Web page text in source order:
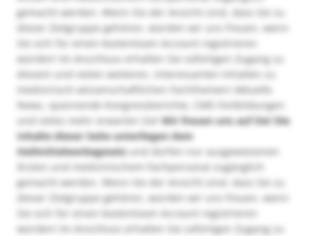
gemacht werden. Wenn Sie der Ansicht sind, dass Sie zu
dieser Zielgruppe gehören, würden wir uns freuen, wenn
Sie sich für einen kostenlosen Account registrieren
würden! Im Anschluss erhalten Sie sofortigen Zugang zu
diesem und vielen weiteren, interessanten Inhalten zu
medizinisch-wissenschaftlichen Fachthemen! Aktuelle
News, spannende Kongressberichte, CME-Fortbildungen
und vieles mehr erwarten Sie!Wir freuen uns auf Sie! Die
Inhalte dieser Seite unterliegen dem
Heilmittelwerbegesetzund dürfen nur ausgewiesenen
Ärzten und medizinischem Fachpersonal zugänglich
gemacht werden. Wenn Sie der Ansicht sind, dass Sie zu
dieser Zielgruppe gehören, würden wir uns freuen, wenn
Sie sich für einen kostenlosen Account registrieren
würden! Im Anschluss erhalten Sie sofortigen Zugang zu